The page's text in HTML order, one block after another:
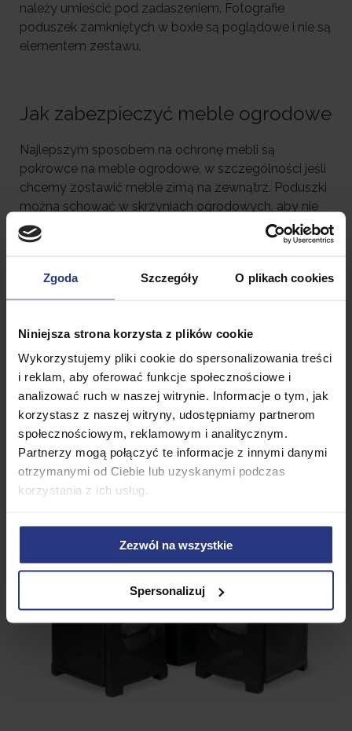
Zgoda Szczegóły O plikach cookies
Niniejsza strona korzysta z plików cookie
Wykorzystujemy pliki cookie do spersonalizowania treści
i reklam, aby oferować funkcje społecznościowe i
analizować ruch w naszej witrynie. Informacje o tym, jak
korzystasz z naszej witryny, udostępniamy partnerom
społecznościowym, reklamowym i analitycznym.
Partnerzy mogą połączyć te informacje z innymi danymi
otrzymanymi od Ciebie lub uzyskanymi podczas
korzystania z ich usług.
Zezwól na wszystkie
Spersonalizuj
należy umieścić pod zadaszeniem. Fotografie
poduszek zamkniętych w boxie są poglądowe i nie są
elementem zestawu.
Jak zabezpieczyć meble ogrodowe
Najlepszym sposobem na ochronę mebli są
pokrowce na meble ogrodowe, w szczególności jeśli
chcemy zostawić meble zimą na zewnątrz. Poduszki
można schować w skrzyniach ogrodowych, aby nie
zamokły podczas deszczu.